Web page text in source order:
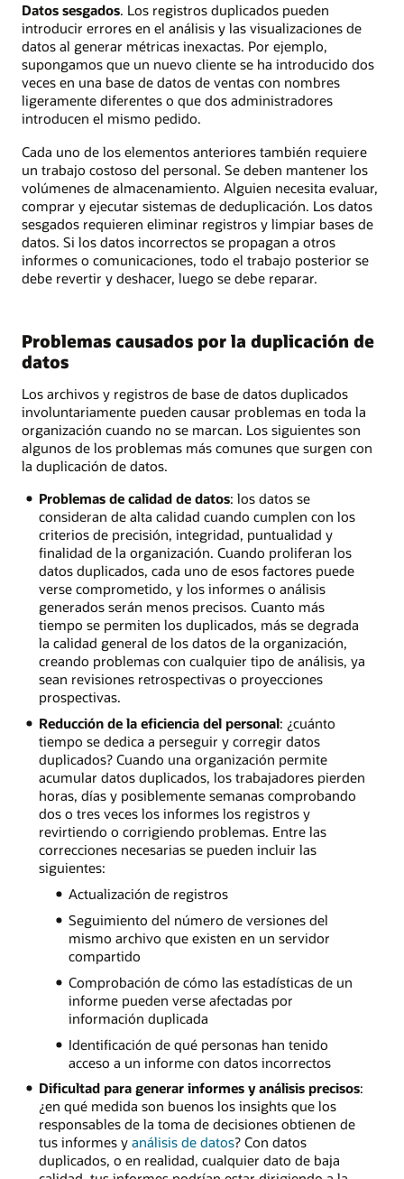
Datos sesgados. Los registros duplicados pueden
introducir errores en el análisis y las visualizaciones de
datos al generar métricas inexactas. Por ejemplo,
supongamos que un nuevo cliente se ha introducido dos
veces en una base de datos de ventas con nombres
ligeramente diferentes o que dos administradores
introducen el mismo pedido.
Cada uno de los elementos anteriores también requiere
un trabajo costoso del personal. Se deben mantener los
volúmenes de almacenamiento. Alguien necesita evaluar,
comprar y ejecutar sistemas de deduplicación. Los datos
sesgados requieren eliminar registros y limpiar bases de
datos. Si los datos incorrectos se propagan a otros
informes o comunicaciones, todo el trabajo posterior se
debe revertir y deshacer, luego se debe reparar.
Problemas causados por la duplicación de
datos
Los archivos y registros de base de datos duplicados
involuntariamente pueden causar problemas en toda la
organización cuando no se marcan. Los siguientes son
algunos de los problemas más comunes que surgen con
la duplicación de datos.
Problemas de calidad de datos: los datos se
consideran de alta calidad cuando cumplen con los
criterios de precisión, integridad, puntualidad y
finalidad de la organización. Cuando proliferan los
datos duplicados, cada uno de esos factores puede
verse comprometido, y los informes o análisis
generados serán menos precisos. Cuanto más
tiempo se permiten los duplicados, más se degrada
la calidad general de los datos de la organización,
creando problemas con cualquier tipo de análisis, ya
sean revisiones retrospectivas o proyecciones
prospectivas.
Reducción de la eficiencia del personal: ¿cuánto
tiempo se dedica a perseguir y corregir datos
duplicados? Cuando una organización permite
acumular datos duplicados, los trabajadores pierden
horas, días y posiblemente semanas comprobando
dos o tres veces los informes los registros y
revirtiendo o corrigiendo problemas. Entre las
correcciones necesarias se pueden incluir las
siguientes:
Actualización de registros
Seguimiento del número de versiones del
mismo archivo que existen en un servidor
compartido
Comprobación de cómo las estadísticas de un
informe pueden verse afectadas por
información duplicada
Identificación de qué personas han tenido
acceso a un informe con datos incorrectos
Dificultad para generar informes y análisis precisos:
¿en qué medida son buenos los insights que los
responsables de la toma de decisiones obtienen de
tus informes y análisis de datos? Con datos
duplicados, o en realidad, cualquier dato de baja